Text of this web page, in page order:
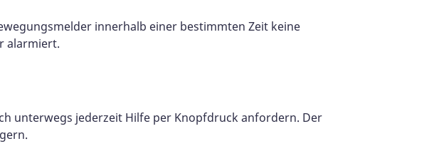
innerhalb einer bestimmten Zeit keine
alarmiert.
unterwegs jederzeit Hilfe per Knopfdruck anfordern. Der